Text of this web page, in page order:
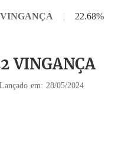
| 22.68%
VINGANÇA
Lançado em: 28/05/2024